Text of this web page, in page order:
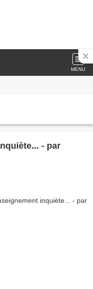
MENU
- par